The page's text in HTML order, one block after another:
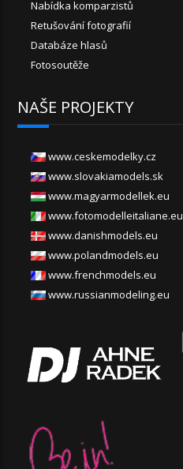
Nabídka komparzistů
Retušování fotografií
Databáze hlasů
Fotosoutěže
NAŠE PROJEKTY
www.ceskemodelky.cz
www.slovakiamodels.sk
www.magyarmodellek.eu
www.fotomodelleitaliane.eu
www.danishmodels.eu
www.polandmodels.eu
www.frenchmodels.eu
www.russianmodeling.eu